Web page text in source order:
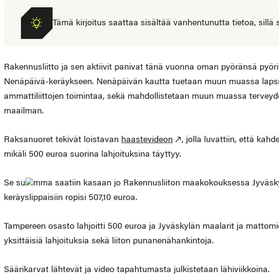
Tämä kirjoitus saattaa sisältää vanhentunutta tietoa, sillä
Rakennusliitto ja sen aktiivit panivat tänä vuonna oman pyöränsä
Nenäpäivä-keräykseen. Nenäpäivän kautta tuetaan muun muassa
ammattiliittojen toimintaa, sekä mahdollistetaan muun muassa
maailman.
Raksanuoret tekivät loistavan haastevideon
, jolla luvattiin, että
mikäli 500 euroa suorina lahjoituksina täyttyy.
Se su
mma saatiin kasaan jo Rakennusliiton maakokouksessa
keräyslippaisiin ropisi 507,10 euroa.
Tampereen osasto lahjoitti 500 euroa ja Jyväskylän maalarit ja
yksittäisiä lahjoituksia sekä liiton punanenähankintoja.
Säärikarvat lähtevät ja video tapahtumasta julkistetaan lähiviikkoina.